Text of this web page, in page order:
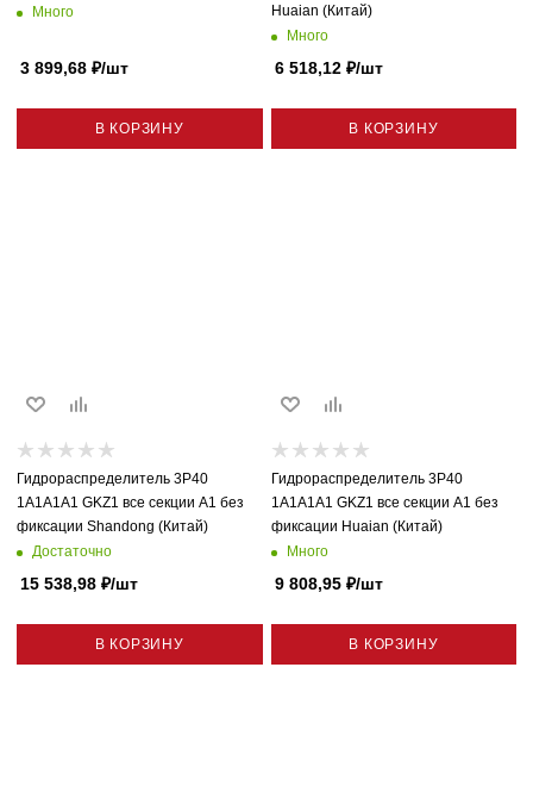
Много
3 899,68 ₽/шт
В КОРЗИНУ
Huaian (Китай)
Много
6 518,12₽/шт
В КОРЗИНУ
Гидрораспределитель 3P40
1A1A1A1 GKZ1 все секции A1 без
фиксации Shandong (Китай)
Достаточно
15 538,98 ₽/шт
В КОРЗИНУ
Гидрораспределитель 3P40
1A1A1A1 GKZ1 все секции A1 без
фиксации Huaian (Китай)
Много
9 808,95₽/шт
В КОРЗИНУ